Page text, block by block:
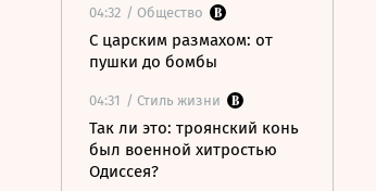
04:32 / Общество
С царским размахом: от
пушки до бомбы
04:31 / Стиль жизни
Так ли это: троянский конь
был военной хитростью
Одиссея?